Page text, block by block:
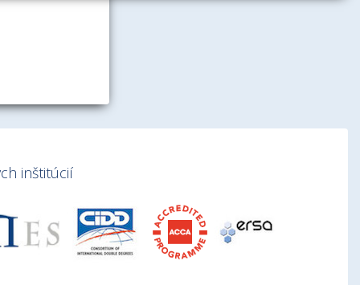
inštitúcií